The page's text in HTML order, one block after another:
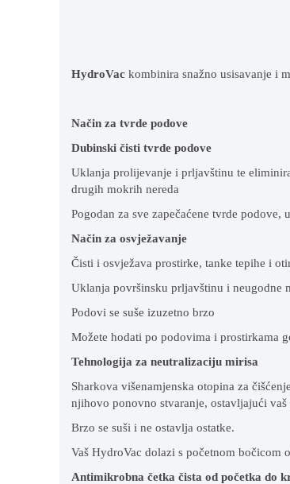
HydroVac kombinira snažno usisavanje i
Način za tvrde podove
Dubinski čisti tvrde podove
Uklanja prolijevanje i prljavštinu te
drugih mokrih nereda
Pogodan za sve zapečaćene tvrde
Način za osvježavanje
Čisti i osvježava prostirke, tanke tepihe i
Uklanja površinsku prljavštinu i neugodne
Podovi se suše izuzetno brzo
Možete hodati po podovima i prostirkama
Tehnologija za neutralizaciju mirisa
Sharkova višenamjenska otopina za
njihovo ponovno stvaranje, ostavljajući
Brzo se suši i ne ostavlja ostatke.
Vaš HydroVac dolazi s početnom bočicom
Antimikrobna četka čista od početka do